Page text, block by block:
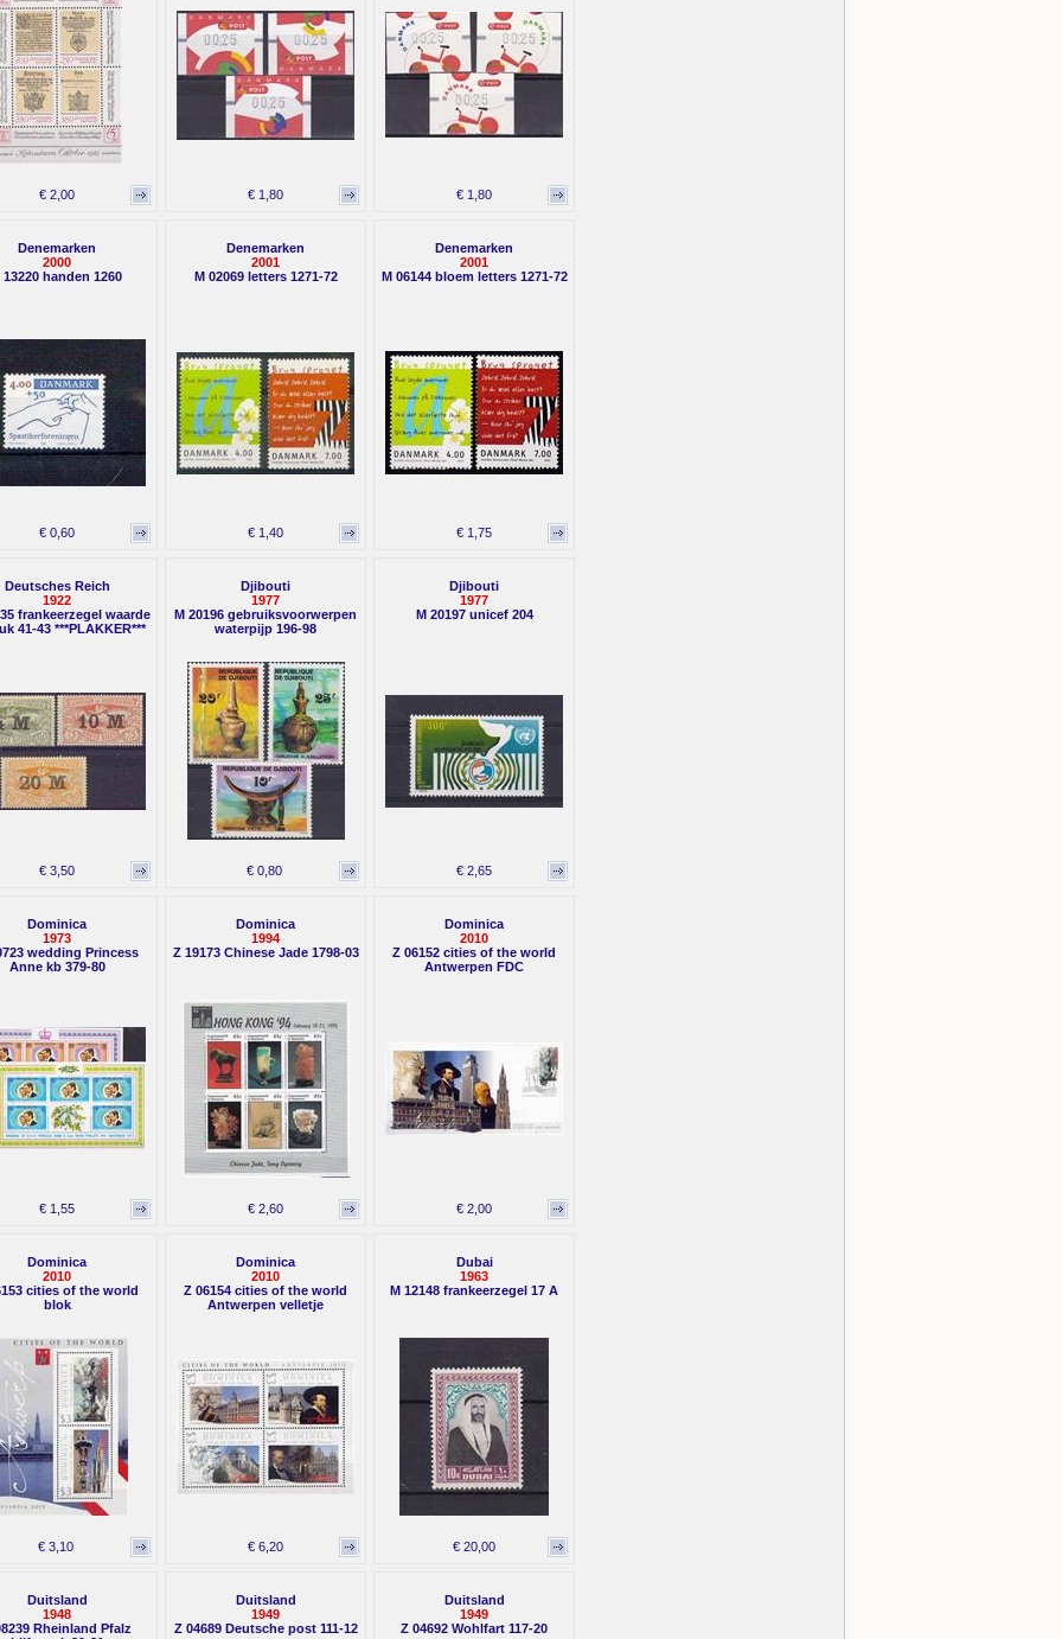
€ 2,00 € 1,80 € 1,80
Denemarken
2000
13220 handen 1260
€ 0,60
Denemarken
2001
M 02069 letters 1271-72
€ 1,40
Denemarken
2001
M 06144 bloem letters 1271-72
€ 1,75
Deutsches Reich
1922
frankeerzegel waarde
41-43 ***PLAKKER***
€ 3,50
Djibouti
1977
M 20196 gebruiksvoorwerpen
waterpijp 196-98
€ 0,80
Djibouti
1977
M 20197 unicef 204
€ 2,65
Dominica
1973
wedding Princess
Anne kb 379-80
€ 1,55
Dominica
1994
Z 19173 Chinese Jade 1798-03
€ 2,60
Dominica
2010
Z 06152 cities of the world
Antwerpen FDC
€ 2,00
Dominica
2010
cities of the world
blok
€ 3,10
Dominica
2010
Z 06154 cities of the world
Antwerpen velletje
€ 6,20
Dubai
1963
M 12148 frankeerzegel 17 A
€ 20,00
Duitsland
1948
Rheinland Pfalz
Duitsland
1949
Z 04689 Deutsche post 111-12
Duitsland
1949
Z 04692 Wohlfart 117-20